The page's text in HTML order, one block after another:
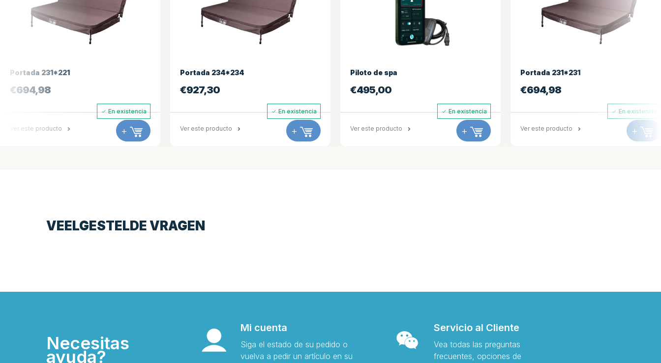
En existencia
Ver este producto + Ver este
En existencia
Ver este producto +
En existencia
Ver este producto +
VEELGESTELDE VRAGEN
Necesitas
ayuda?
Mi cuenta
Siga el estado de su pedido o
vuelva a pedir un artículo en su
Servicio al Cliente
Vea todas las preguntas
frecuentes, opciones de